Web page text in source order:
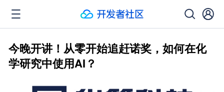
今晚开讲！从零开始追赶诺奖，如何在化
学研究中使用AI？